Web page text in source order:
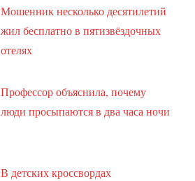
Мошенник несколько десятилетий
жил бесплатно в пятизвёздочных
отелях
Профессор объяснила, почему
люди просыпаются в два часа ночи
В детских кроссвордах